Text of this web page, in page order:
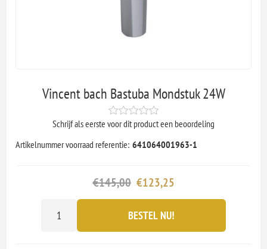
Vincent bach Bastuba Mondstuk 24W
Schrijf als eerste voor dit product een beoordeling
Artikelnummer voorraad referentie: 641064001963-1
€145,00 €123,25
BESTEL NU!